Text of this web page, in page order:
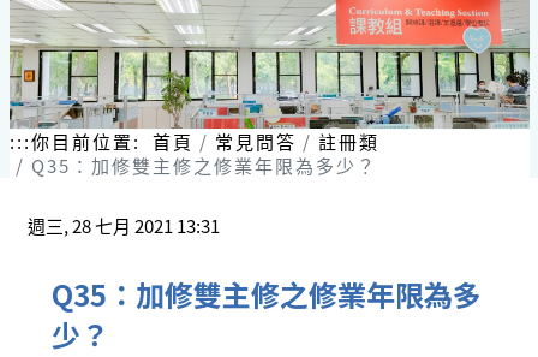
:::你目前位置: 首頁 常見問答
註冊類
Q35：加修雙主修之修業年限為多少？
週三, 28 七月 2021 13:31
Q35：加修雙主修之修業年限為多
少？